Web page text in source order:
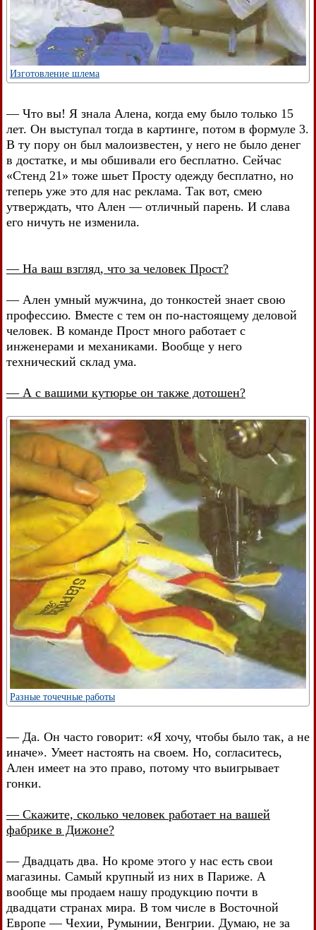
Изготовление шлема
— Что вы! Я знала Алена, когда ему было только 15
лет. Он выступал тогда в картинге, потом в формуле 3.
В ту пору он был малоизвестен, у него не было денег
в достатке, и мы обшивали его бесплатно. Сейчас
«Стенд 21» тоже шьет Просту одежду бесплатно, но
теперь уже это для нас реклама. Так вот, смею
утверждать, что Ален — отличный парень. И слава
его ничуть не изменила.
— На ваш взгляд, что за человек Прост?
— Ален умный мужчина, до тонкостей знает свою
профессию. Вместе с тем он по-настоящему деловой
человек. В команде Прост много работает с
инженерами и механиками. Вообще у него
технический склад ума.
— А с вашими кутюрье он также дотошен?
Разные точечные работы
— Да. Он часто говорит: «Я хочу, чтобы было так, а не
иначе». Умеет настоять на своем. Но, согласитесь,
Ален имеет на это право, потому что выигрывает
гонки.
— Скажите, сколько человек работает на вашей
фабрике в Дижоне?
— Двадцать два. Но кроме этого у нас есть свои
магазины. Самый крупный из них в Париже. А
вообще мы продаем нашу продукцию почти в
двадцати странах мира. В том числе в Восточной
Европе — Чехии, Румынии, Венгрии. Думаю, не за